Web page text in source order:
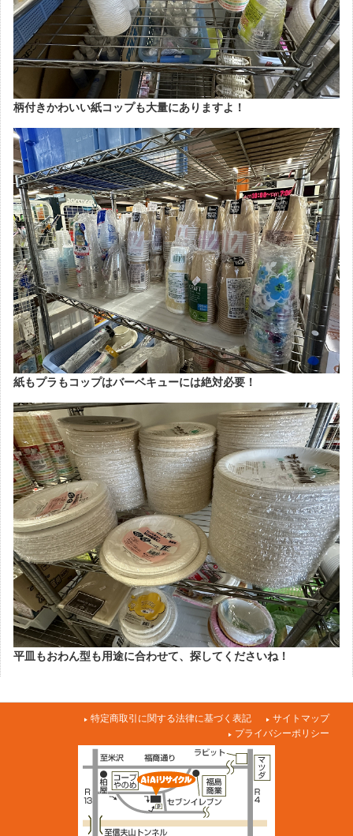
柄付きかわいい紙コップも大量にありますよ！
紙もプラもコップはバーベキューには絶対必要！
平皿もおわん型も用途に合わせて、探してくださいね！
特定商取引に関する法律に基づく表記
サイトマップ
プライバシーポリシー